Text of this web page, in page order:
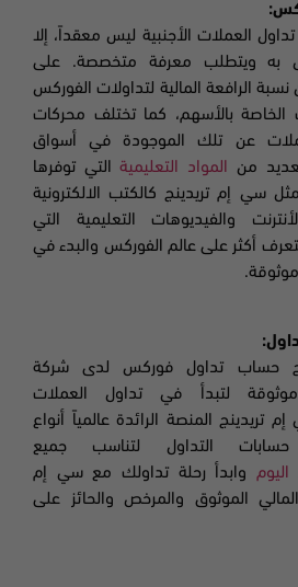
العملات الأجنبية ليس معقداً ، إلا
به ويتطلب معرفة متخصصة. على
نسبة الرافعة المالية لتداولات الفوركس
الخاصة بالأسهم، كما تختلف محركات
عن تلك الموجودة في أسواق
من
المواد التعليميةالتي توفرها
مثل سي إم تريدينج كالكتب الالكترونية
والفيديوهات التعليمية التي
أكثر على عالم الفوركس والبدء في
:
حساب تداول فوركس لدى شركة
لتبدأ في تداول العملات
تريدينج المنصة الرائدة عالمياً أنواع
التداول لتناسب جميع
وابدأ رحلة تداولك مع سي إم
الموثوق والمرخص والحائز على